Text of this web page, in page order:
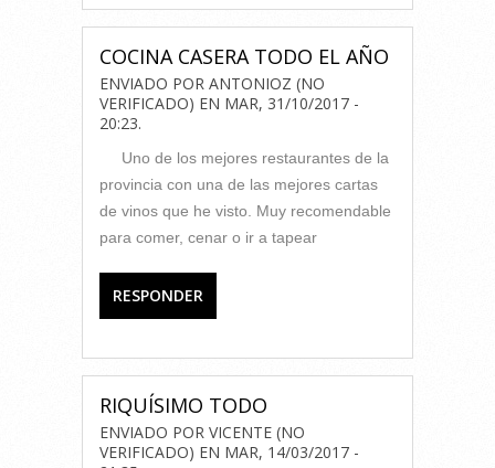
COCINA CASERA TODO EL AÑO
ENVIADO POR ANTONIOZ (NO
VERIFICADO) EN MAR, 31/10/2017 -
20:23.
Uno de los mejores restaurantes de la
provincia con una de las mejores cartas
de vinos que he visto. Muy recomendable
para comer, cenar o ir a tapear
RESPONDER
RIQUÍSIMO TODO
ENVIADO POR VICENTE (NO
VERIFICADO) EN MAR, 14/03/2017 -